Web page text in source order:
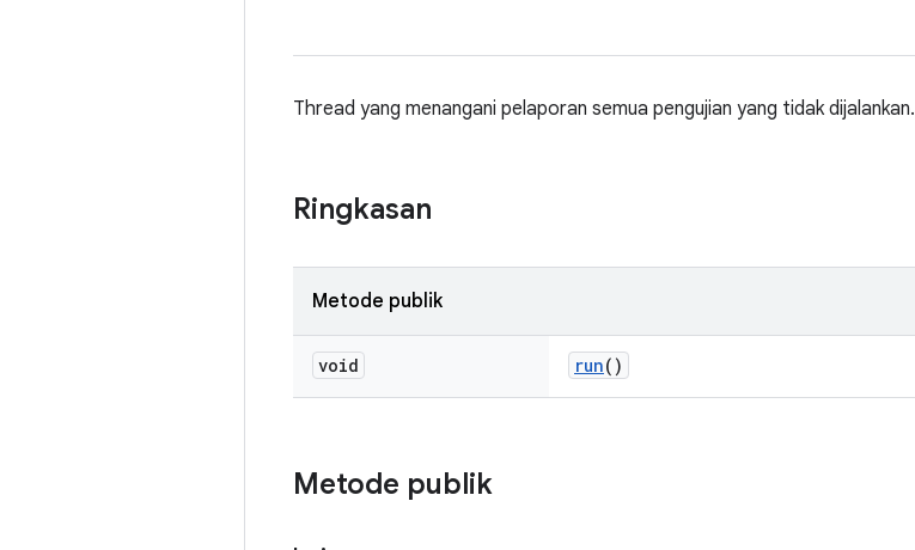
Thread yang menangani pelaporan semua pengujian yang tidak dijalankan.
Ringkasan
Metode publik
void run()
Metode publik